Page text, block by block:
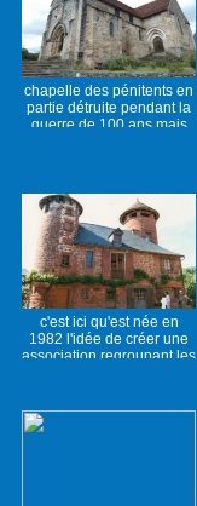
chapelle des pénitents en
partie détruite pendant la
guerre de 100 ans mais
c'est ici qu'est née en
1982 l'idée de créer une
association regroupant les